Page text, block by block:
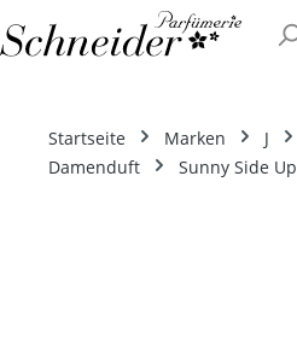
Zum Hauptinhalt springen
Startseite Marken J
Damenduft
Sunny Side Up